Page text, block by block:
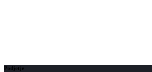
Podjetje